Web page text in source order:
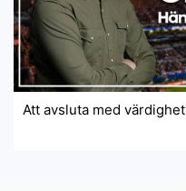
Att avsluta med värdighet